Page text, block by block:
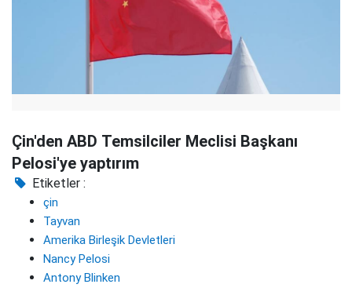
Çin'den ABD Temsilciler Meclisi Başkanı
Pelosi'ye yaptırım
Etiketler :
çin
Tayvan
Amerika Birleşik Devletleri
Nancy Pelosi
Antony Blinken